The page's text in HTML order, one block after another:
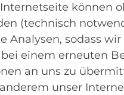
können
(technisch
Analysen, sodass
einem erneuten
an uns zu
unser